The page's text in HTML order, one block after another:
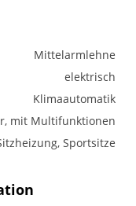
Mittelarmlehne
elektrisch
Klimaautomatik
mit Multifunktionen
Sportsitze